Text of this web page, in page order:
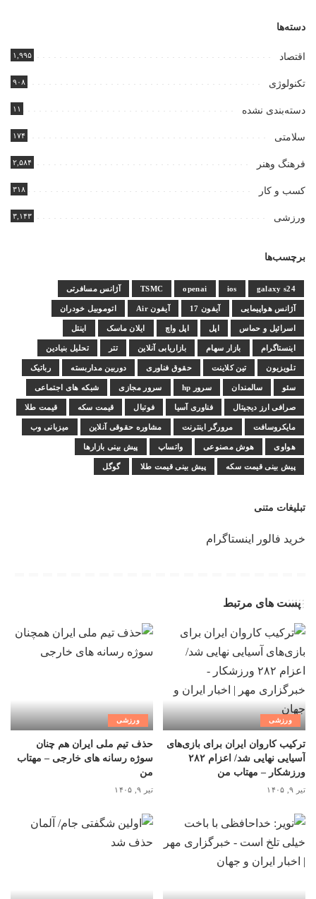
دسته‌ها
اقتصاد ۱,۹۹۵
تکنولوژی ۹۰۸
دسته‌بندی نشده ۱۱
سلامتی ۱۷۴
فرهنگ وهنر ۲,۵۸۴
کسب و کار ۳۱۸
ورزشی ۳,۱۴۳
برچسب‌ها
galaxy s24
ios
openai
TSMC آژانس مسافرتی
آژانس هواپیمایی آیفون 17 آیفون Air اتوموبیل خودران
اسرائیل و حماس اپل اپل واچ ایلان ماسک اینتل
اینستاگرام بازار سهام بازاریابی آنلاین تتر تحلیل بنیادین
تلویزیون تین کلاینت حقوق فناوری دوربین مداربسته رباتیک
سئو سالمندان سرور hp سرور مجازی شبکه های اجتماعی
صرافی ارز دیجیتال فناوری آسیا فوتبال قیمت سکه قیمت طلا
مایکروسافت مرورگر اینترنت مشاوره حقوقی آنلاین میزبانی وب
هواوی هوش مصنوعی واتساپ پیش بینی بازارها
پیش بینی قیمت سکه پیش بینی قیمت طلا گوگل
تبلیغات متنی
خرید فالور اینستاگرام
پست های مرتبط
ورزشی
ترکیب کاروان ایران برای بازی‌های
آسیایی نهایی شد/ اعزام ۲۸۲
ورزشکار – مهتاب من
تیر ۹, ۱۴۰۵
ورزشی
حذف تیم ملی ایران هم چنان
سوژه رسانه های خارجی – مهتاب
من
تیر ۹, ۱۴۰۵